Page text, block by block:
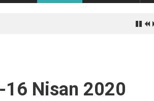
16 Nisan 2020